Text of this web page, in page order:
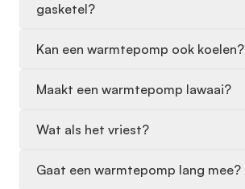
gasketel?
Kan een warmtepomp ook koelen?
Maakt een warmtepomp lawaai?
Wat als het vriest?
Gaat een warmtepomp lang mee?